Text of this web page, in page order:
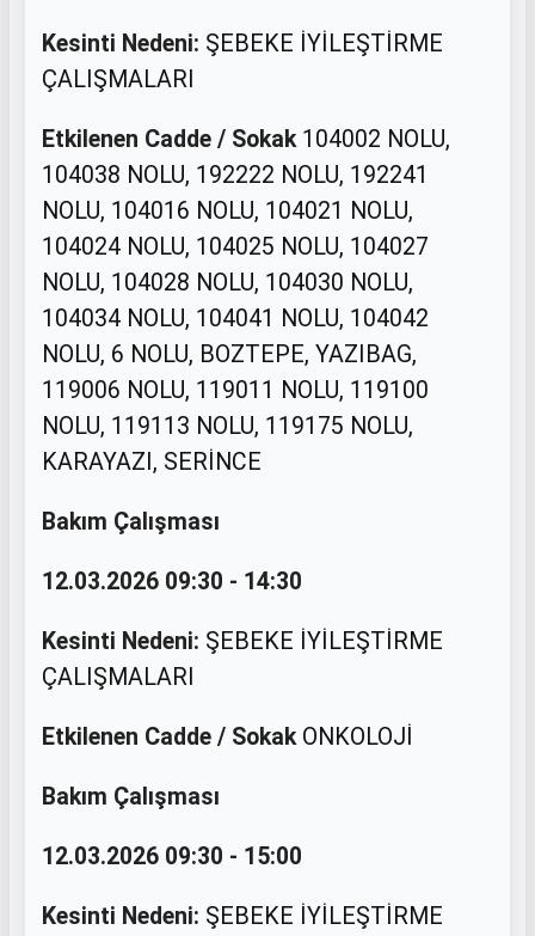
Kesinti Nedeni: ŞEBEKE İYİLEŞTİRME
ÇALIŞMALARI
Etkilenen Cadde / Sokak104002 NOLU,
104038 NOLU, 192222 NOLU, 192241
NOLU, 104016 NOLU, 104021 NOLU,
104024 NOLU, 104025 NOLU, 104027
NOLU, 104028 NOLU, 104030 NOLU,
104034 NOLU, 104041 NOLU, 104042
NOLU, 6 NOLU, BOZTEPE, YAZIBAG,
119006 NOLU, 119011 NOLU, 119100
NOLU, 119113 NOLU, 119175 NOLU,
KARAYAZI, SERİNCE
Bakım Çalışması
12.03.2026 09:30 - 14:30
Kesinti Nedeni: ŞEBEKE İYİLEŞTİRME
ÇALIŞMALARI
Etkilenen Cadde / SokakONKOLOJİ
Bakım Çalışması
12.03.2026 09:30 - 15:00
Kesinti Nedeni: ŞEBEKE İYİLEŞTİRME